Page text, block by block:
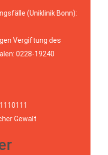
(Uniklinik Bonn):
Vergiftung des
0228-19240
Gewalt